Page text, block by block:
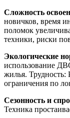
Сложность
новичков, время
поломок
техники, риски
Экологические
использование
жилья. Трудность:
ограничения по
Сезонность и
Техника